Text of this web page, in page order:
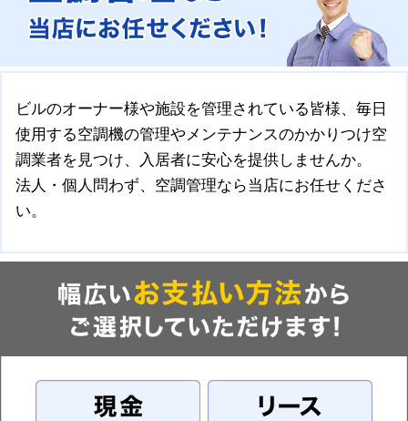
ビルのオーナー様や施設を管理されている皆様、毎日
使用する空調機の管理やメンテナンスのかかりつけ空
調業者を見つけ、入居者に安心を提供しませんか。
法人・個人問わず、空調管理なら当店にお任せくださ
い。